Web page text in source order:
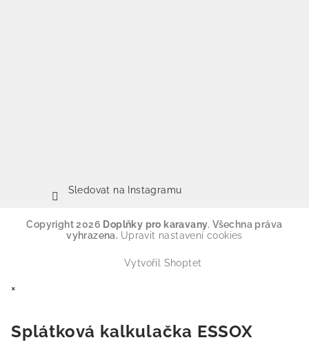
Sledovat na Instagramu
Copyright 2026 Doplňky pro karavany. Všechna práva
vyhrazena. Upravit nastavení cookies
Vytvořil Shoptet
×
Splátková kalkulačka ESSOX